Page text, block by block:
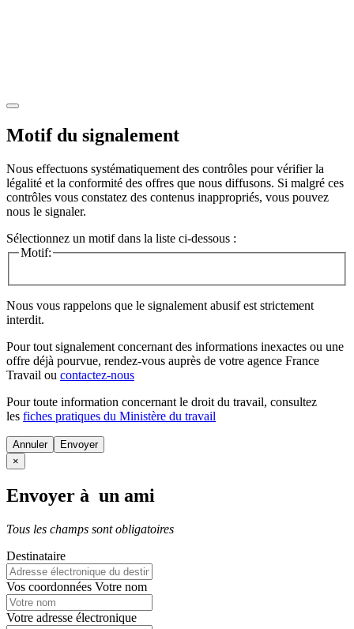
Motif du signalement
Nous effectuons systématiquement des contrôles pour vérifier la
légalité et la conformité des offres que nous diffusons. Si malgré ces
contrôles vous constatez des contenus inappropriés, vous pouvez
nous le signaler.
Sélectionnez un motif dans la liste ci-dessous :
Motif:
Nous vous rappelons que le signalement abusif est strictement
interdit.
Pour tout signalement concernant des informations inexactes ou une
offre déjà pourvue, rendez-vous auprès de votre agence France
Travail ou contactez-nous
Pour toute information concernant le droit du travail, consultez
les fiches pratiques du Ministère du travail
Annuler
×
Envoyer à un ami
Tous les champs sont obligatoires
Destinataire
Vos coordonnées Votre nom
Votre adresse électronique